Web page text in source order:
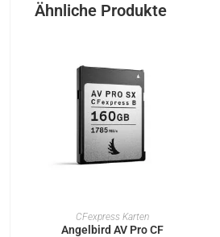
Ähnliche Produkte
IN DEN WARENKORB
CFexpress Karten
Angelbird AV Pro CF